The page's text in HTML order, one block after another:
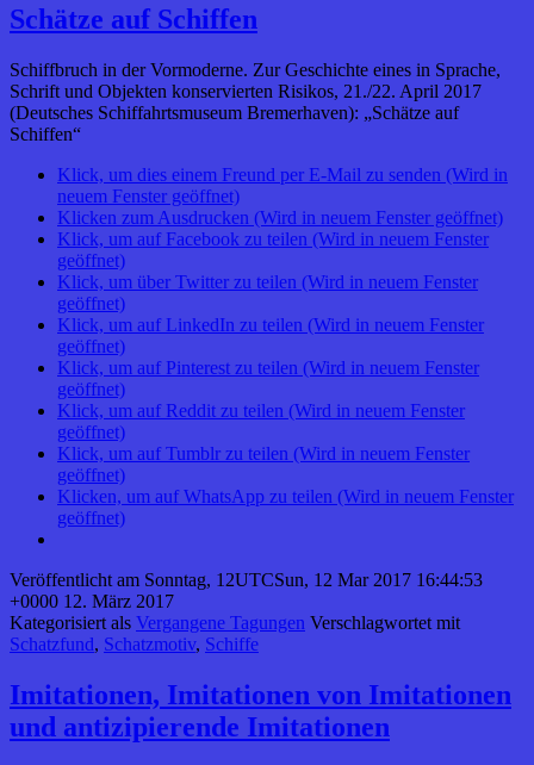
Schätze auf Schiffen
Schiffbruch in der Vormoderne. Zur Geschichte eines in Sprache,
Schrift und Objekten konservierten Risikos, 21./22. April 2017
(Deutsches Schiffahrtsmuseum Bremerhaven): „Schätze auf
Schiffen“
Klick, um dies einem Freund per E-Mail zu senden (Wird in
neuem Fenster geöffnet)
Klicken zum Ausdrucken (Wird in neuem Fenster geöffnet)
Klick, um auf Facebook zu teilen (Wird in neuem Fenster
geöffnet)
Klick, um über Twitter zu teilen (Wird in neuem Fenster
geöffnet)
Klick, um auf LinkedIn zu teilen (Wird in neuem Fenster
geöffnet)
Klick, um auf Pinterest zu teilen (Wird in neuem Fenster
geöffnet)
Klick, um auf Reddit zu teilen (Wird in neuem Fenster
geöffnet)
Klick, um auf Tumblr zu teilen (Wird in neuem Fenster
geöffnet)
Klicken, um auf WhatsApp zu teilen (Wird in neuem Fenster
geöffnet)
Veröffentlicht am Sonntag, 12UTCSun, 12 Mar 2017 16:44:53
+0000 12. März 2017
Kategorisiert als Vergangene Tagungen Verschlagwortet mit
Schatzfund, Schatzmotiv, Schiffe
Imitationen, Imitationen von Imitationen
und antizipierende Imitationen